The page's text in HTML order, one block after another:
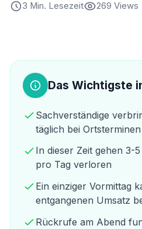
3 Min. Lesezeit
269 Views
Das Wichtigste
Sachverständige
täglich bei Ortsterminen
In dieser Zeit gehen 3-
pro Tag verloren
Ein einziger Vormittag
entgangenen Umsatz
Rückrufe am Abend